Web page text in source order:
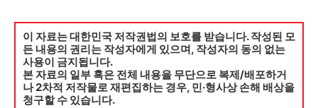
이 자료는 대한민국 저작권법의 보호를 받습니다. 작성된 모
든 내용의 권리는 작성자에게 있으며, 작성자의 동의 없는
사용이 금지됩니다.
본 자료의 일부 혹은 전체 내용을 무단으로 복제/배포하거
나 2차적 저작물로 재편집하는 경우, 민·형사상 손해 배상을
청구할 수 있습니다.